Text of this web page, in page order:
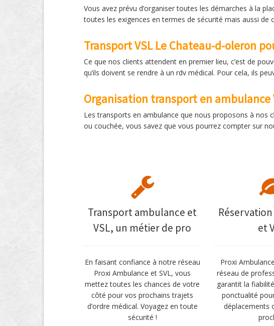
Vous avez prévu d’organiser toutes les démarches à la
toutes les exigences en termes de sécurité mais aussi
Transport VSL Le Chateau-d-oleron
Ce que nos clients attendent en premier lieu, c’est de
qu’ils doivent se rendre à un rdv médical. Pour cela, ils
Organisation transport en ambulance
Les transports en ambulance que nous proposons à
ou couchée, vous savez que vous pourrez compter sur
Transport ambulance et
VSL, un métier de pro
En faisant confiance à notre réseau
Proxi Ambulance et SVL, vous
mettez toutes les chances de votre
côté pour vos prochains trajets
d’ordre médical. Voyagez en toute
sécurité !
et
Proxi
réseau de
garantit la
ponctualité
déplacements